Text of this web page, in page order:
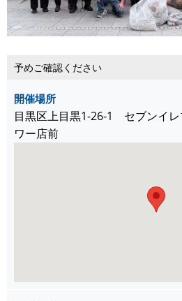
予めご確認ください
開催場所
目黒区上目黒1-26-1 セブンイレ
ワー店前